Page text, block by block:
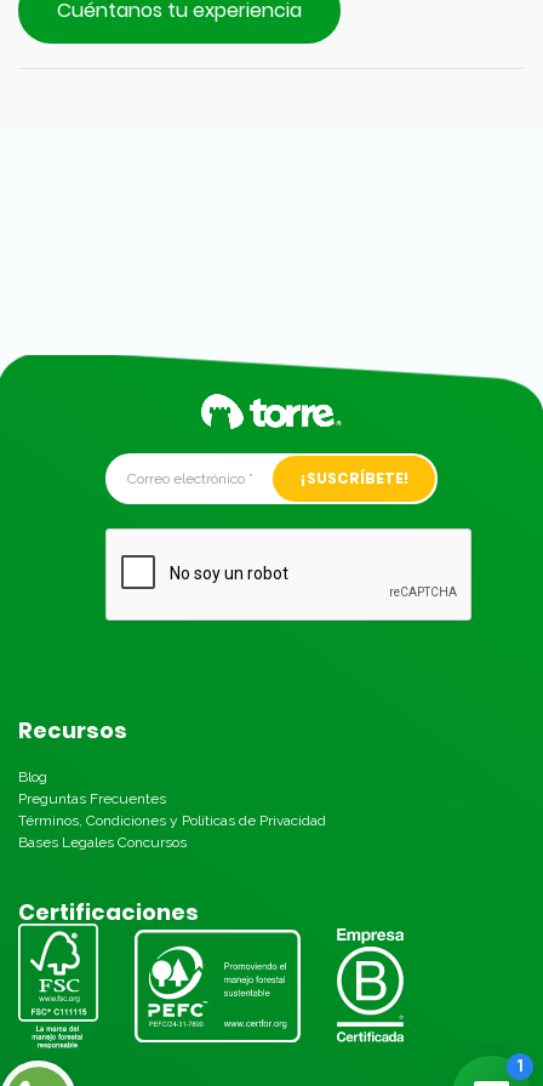
Cuéntanos tu experiencia
Alternative:
Recursos
Blog
Preguntas Frecuentes
Términos, Condiciones y Políticas de Privacidad
Bases Legales Concursos
Certificaciones